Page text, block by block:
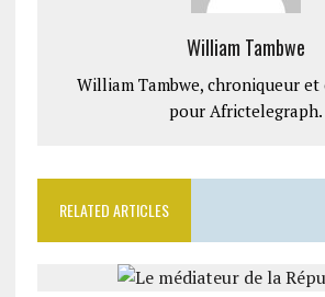
William Tambwe
William Tambwe, chroniqueur
pour Africtelegraph.
RELATED ARTICLES